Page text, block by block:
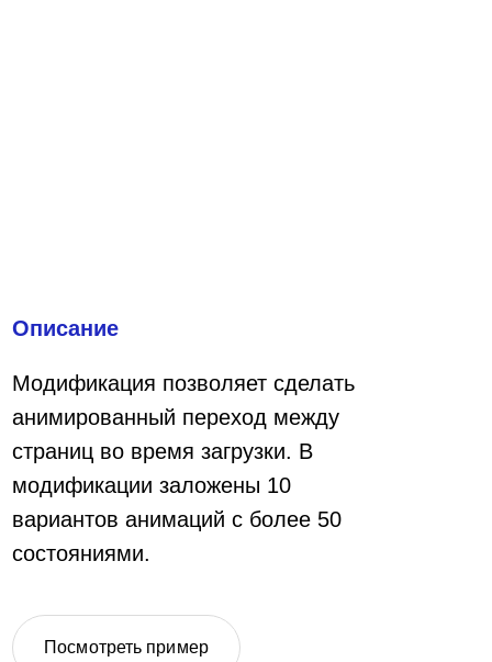
Модификация позволяет сделать
анимированный переход между
страниц во время загрузки. В
модификации заложены 10
вариантов анимаций с более 50
состояниями.
Описание
Посмотреть пример